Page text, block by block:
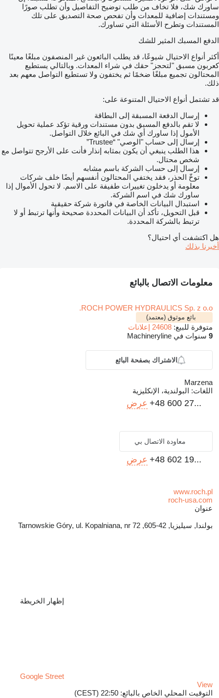
ساورك شك، فلا تخاف من طلب توضيح التفاصيل وأن تطلب صورًا
ومستندات إضافية للمعدات وأن تفحص صحة التصديق على تلك
المستندات وتطرح الأسئلة التي تساورك.
الدفع المسبك المثير للشك
أكثر أنواع الاحتيال شيوعًا، قد يطلب البائعون غير المنصفون مبلغًا معينًا
كعربون مسبق "لتحجز" حقك في شراء المعدات. وبالتالي يستطيع
المحتالون تجميع مبلغًا ضخمًا ثم يختفون ولا تستطيع التواصل معهم بعد
ذلك.
قد تشتمل أنواع الاحتيال المتنوعة على:
إرسال الدفعة المسبقة إلى البطاقة
لا تقم بالدفع المسبق بدون مستندات ورقية تؤكد عملية تحويل
الأمول إذا ساورك أي شك في البائع خلال التواصل.
إرسال إلى حساب "الوصي" “Trustee”
هذا الطلب ينبغي أن يكون بمثابه إنذار فأنت على الأرجح تتواصل مع
شخص محتال.
إرسال إلى حساب الشركة باسم مشابه
توخّ الحذر، فقد يختفي المحتالون أنفسهم أيضًا خلف شركات
معلومة أو يدخلون تغييرات طفيفة على الاسم. لا تحول الأموال إذا
ساورك شك في اسم الشركة.
استبدال البيانات الخاصة في فاتورة شركة حقيقية
قبل التحويل، تأكد أن البيانات المحددة صحيحة وأنها ترتبط أو لا
ترتبط بالشركة المحددة.
هل اكتشفت أي احتيال؟
أخبرنا بذلك
معلومات الاتصال بالبائع
ROCH POWER HYDRAULICS Sp. z o.o.
بائع موثوق (معتمد)
متوفرة للبيع: 24608 إعلانات
9 سنوات في Machineryline
الاشتراك بصفحة البائع
Marzena
اللغات: البولندية، الإنكليزية
+48 600 27... عرض
معاودة الاتصال بي
+48 602 19... عرض
www.roch.pl
roch-usa.com
عنوان
بولندا, سيليزيا, 42-605, Tarnowskie Góry, ul. Kopalniana, nr 72
إظهار الخريطة
Google Street
View
التوقيت المحلي الخاص بالبائع: 22:50 (CEST)